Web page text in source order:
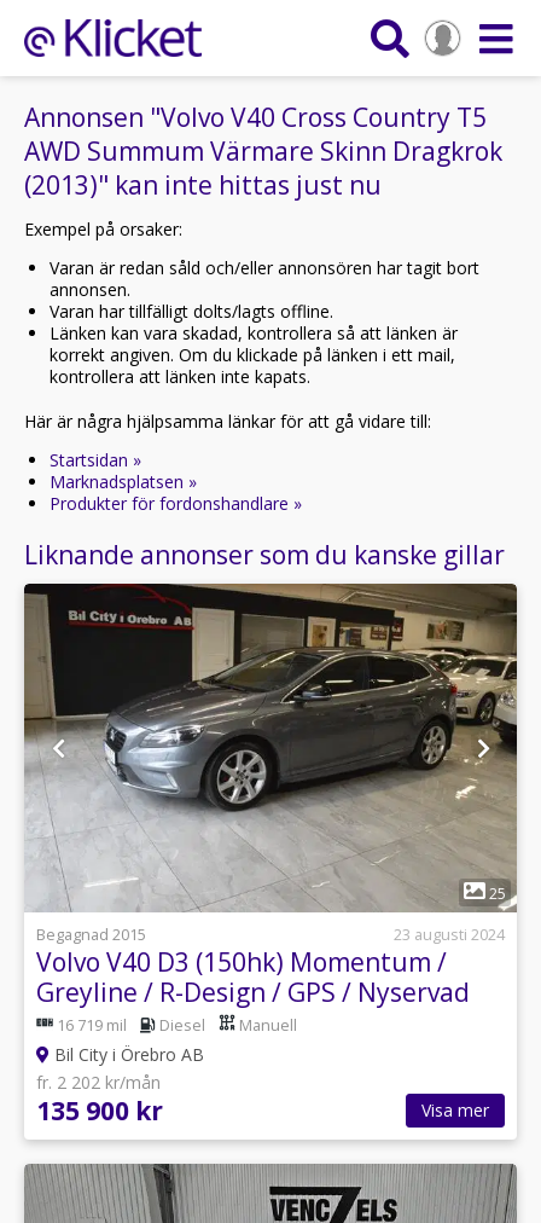
Annonsen "Volvo V40 Cross Country T5
AWD Summum Värmare Skinn Dragkrok
(2013)" kan inte hittas just nu
Exempel på orsaker:
Varan är redan såld och/eller annonsören har tagit bort
annonsen.
Varan har tillfälligt dolts/lagts offline.
Länken kan vara skadad, kontrollera så att länken är
korrekt angiven. Om du klickade på länken i ett mail,
kontrollera att länken inte kapats.
Här är några hjälpsamma länkar för att gå vidare till:
Startsidan »
Marknadsplatsen »
Produkter för fordonshandlare »
Liknande annonser som du kanske gillar
1
25
Begagnad 2015
23 augusti 2024
Volvo V40 D3 (150hk) Momentum /
Greyline / R-Design / GPS / Nyservad
16 719 mil Diesel Manuell
Bil City i Örebro AB
fr. 2 202 kr/mån
135 900 kr Visa mer